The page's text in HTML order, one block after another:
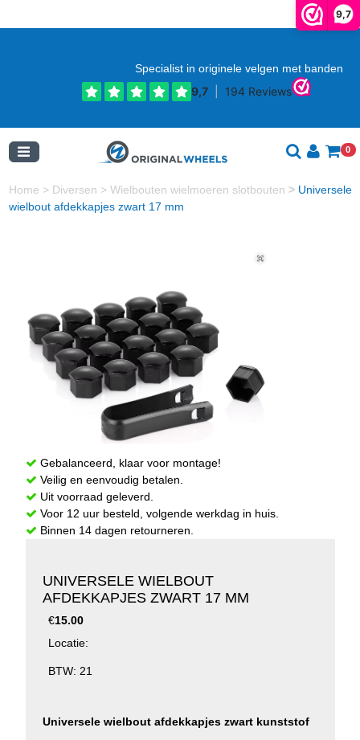
9,7
Specialist in originele velgen met banden
0
Home > Diversen > Wielbouten wielmoeren slotbouten > Universele
wielbout afdekkapjes zwart 17 mm
Gebalanceerd, klaar voor montage!
Veilig en eenvoudig betalen.
Uit voorraad geleverd.
Voor 12 uur besteld, volgende werkdag in huis.
Binnen 14 dagen retourneren.
UNIVERSELE WIELBOUT
AFDEKKAPJES ZWART 17 MM
€15.00
Locatie:
BTW: 21
Universele wielbout afdekkapjes zwart kunststof